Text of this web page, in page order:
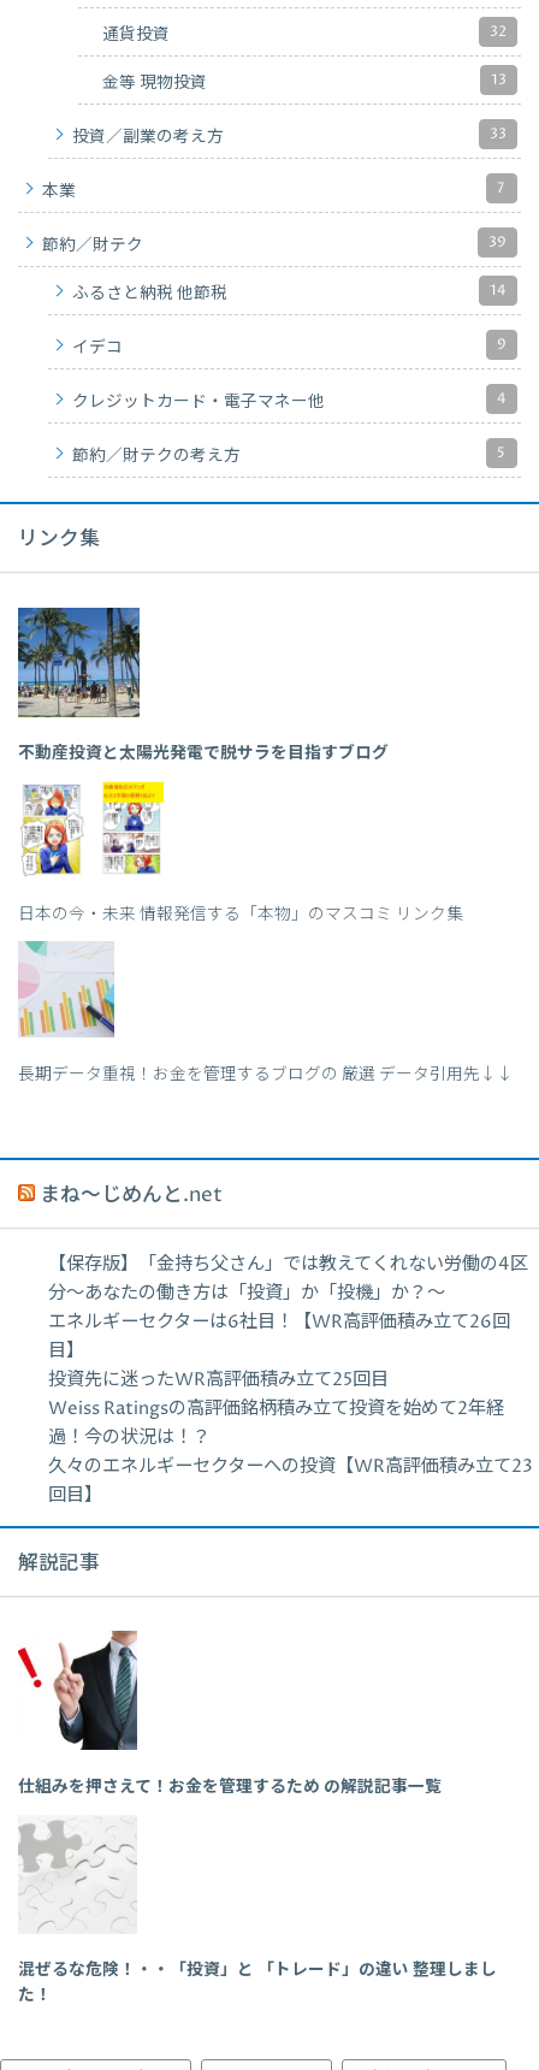
通貨投資 32
金等 現物投資 13
投資／副業の考え方 33
本業 7
節約／財テク 39
ふるさと納税 他節税 14
イデコ 9
クレジットカード・電子マネー他 4
節約／財テクの考え方 5
リンク集
不動産投資と太陽光発電で脱サラを目指すブログ
日本の今・未来 情報発信する「本物」のマスコミ リンク集
長期データ重視！お金を管理するブログの 厳選 データ引用先↓↓
まね～じめんと.net
【保存版】「金持ち父さん」では教えてくれない労働の4区
分〜あなたの働き方は「投資」か「投機」か？〜
エネルギーセクターは6社目！【WR高評価積み立て26回
目】
投資先に迷ったWR高評価積み立て25回目
Weiss Ratingsの高評価銘柄積み立て投資を始めて2年経
過！今の状況は！？
久々のエネルギーセクターへの投資【WR高評価積み立て23
回目】
解説記事
仕組みを押さえて！お金を管理するため の解説記事一覧
混ぜるな危険！・・「投資」と 「トレード」の違い 整理しまし
た！